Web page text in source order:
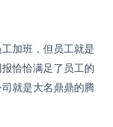
加班，但员工就是
恰恰满足了员工的
就是大名鼎鼎的腾